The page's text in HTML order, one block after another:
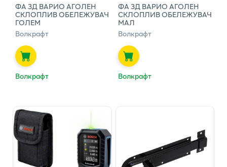
ФА 3Д ВАРИО АГОЛЕН
СКЛОПЛИВ ОБЕЛЕЖУВАЧ
ГОЛЕМ
Волкрафт
Волкрафт
ФА 3Д ВАРИО АГОЛЕН
СКЛОПЛИВ ОБЕЛЕЖУВАЧ
МАЛ
Волкрафт
Волкрафт